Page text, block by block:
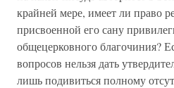
крайней мере, имеет ли право
присвоенной его сану
общецерковного благочиния?
вопросов нельзя дать
лишь подивиться полному